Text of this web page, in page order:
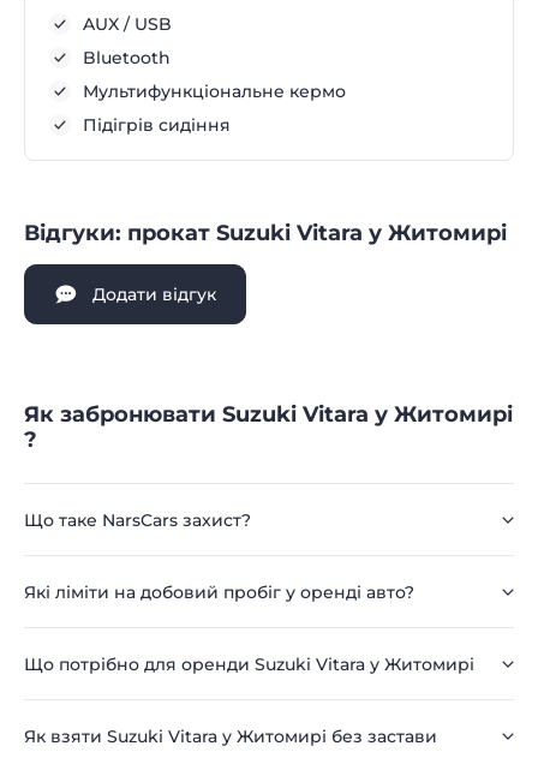
AUX / USB
Bluetooth
Мультифункціональне кермо
Підігрів сидіння
Відгуки: прокат Suzuki Vitara у Житомирі
Додати відгук
Як забронювати Suzuki Vitara у Житомирі
?
Що таке NarsCars захист?
Які ліміти на добовий пробіг у оренді авто?
Що потрібно для оренди Suzuki Vitara у Житомирі
Як взяти Suzuki Vitara у Житомирі без застави